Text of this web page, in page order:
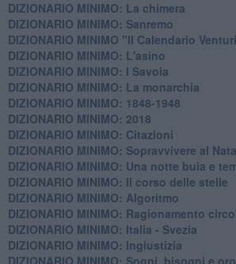
DIZIONARIO MINIMO: La chimera
DIZIONARIO MINIMO: Sanremo
DIZIONARIO MINIMO "Il Calendario
DIZIONARIO MINIMO: L'asino
DIZIONARIO MINIMO: I Savoia
DIZIONARIO MINIMO: La monarchia
DIZIONARIO MINIMO: 1848-1948
DIZIONARIO MINIMO: 2018
DIZIONARIO MINIMO: Citazioni
DIZIONARIO MINIMO: ​Sopravvivere al
DIZIONARIO MINIMO: ​Una notte buia e
DIZIONARIO MINIMO: Il corso delle stelle
DIZIONARIO MINIMO: Algoritmo
DIZIONARIO MINIMO: Ragionamento
DIZIONARIO MINIMO: Italia - Svezia
DIZIONARIO MINIMO: ​Ingiustizia
DIZIONARIO MINIMO: ​Sogni, bisogni e